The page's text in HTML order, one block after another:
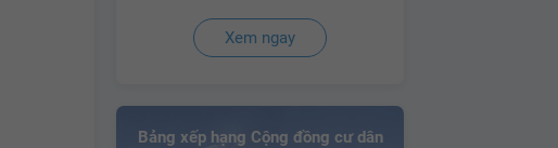
Xem ngay
Bảng xếp hạng Cộng đồng cư dân